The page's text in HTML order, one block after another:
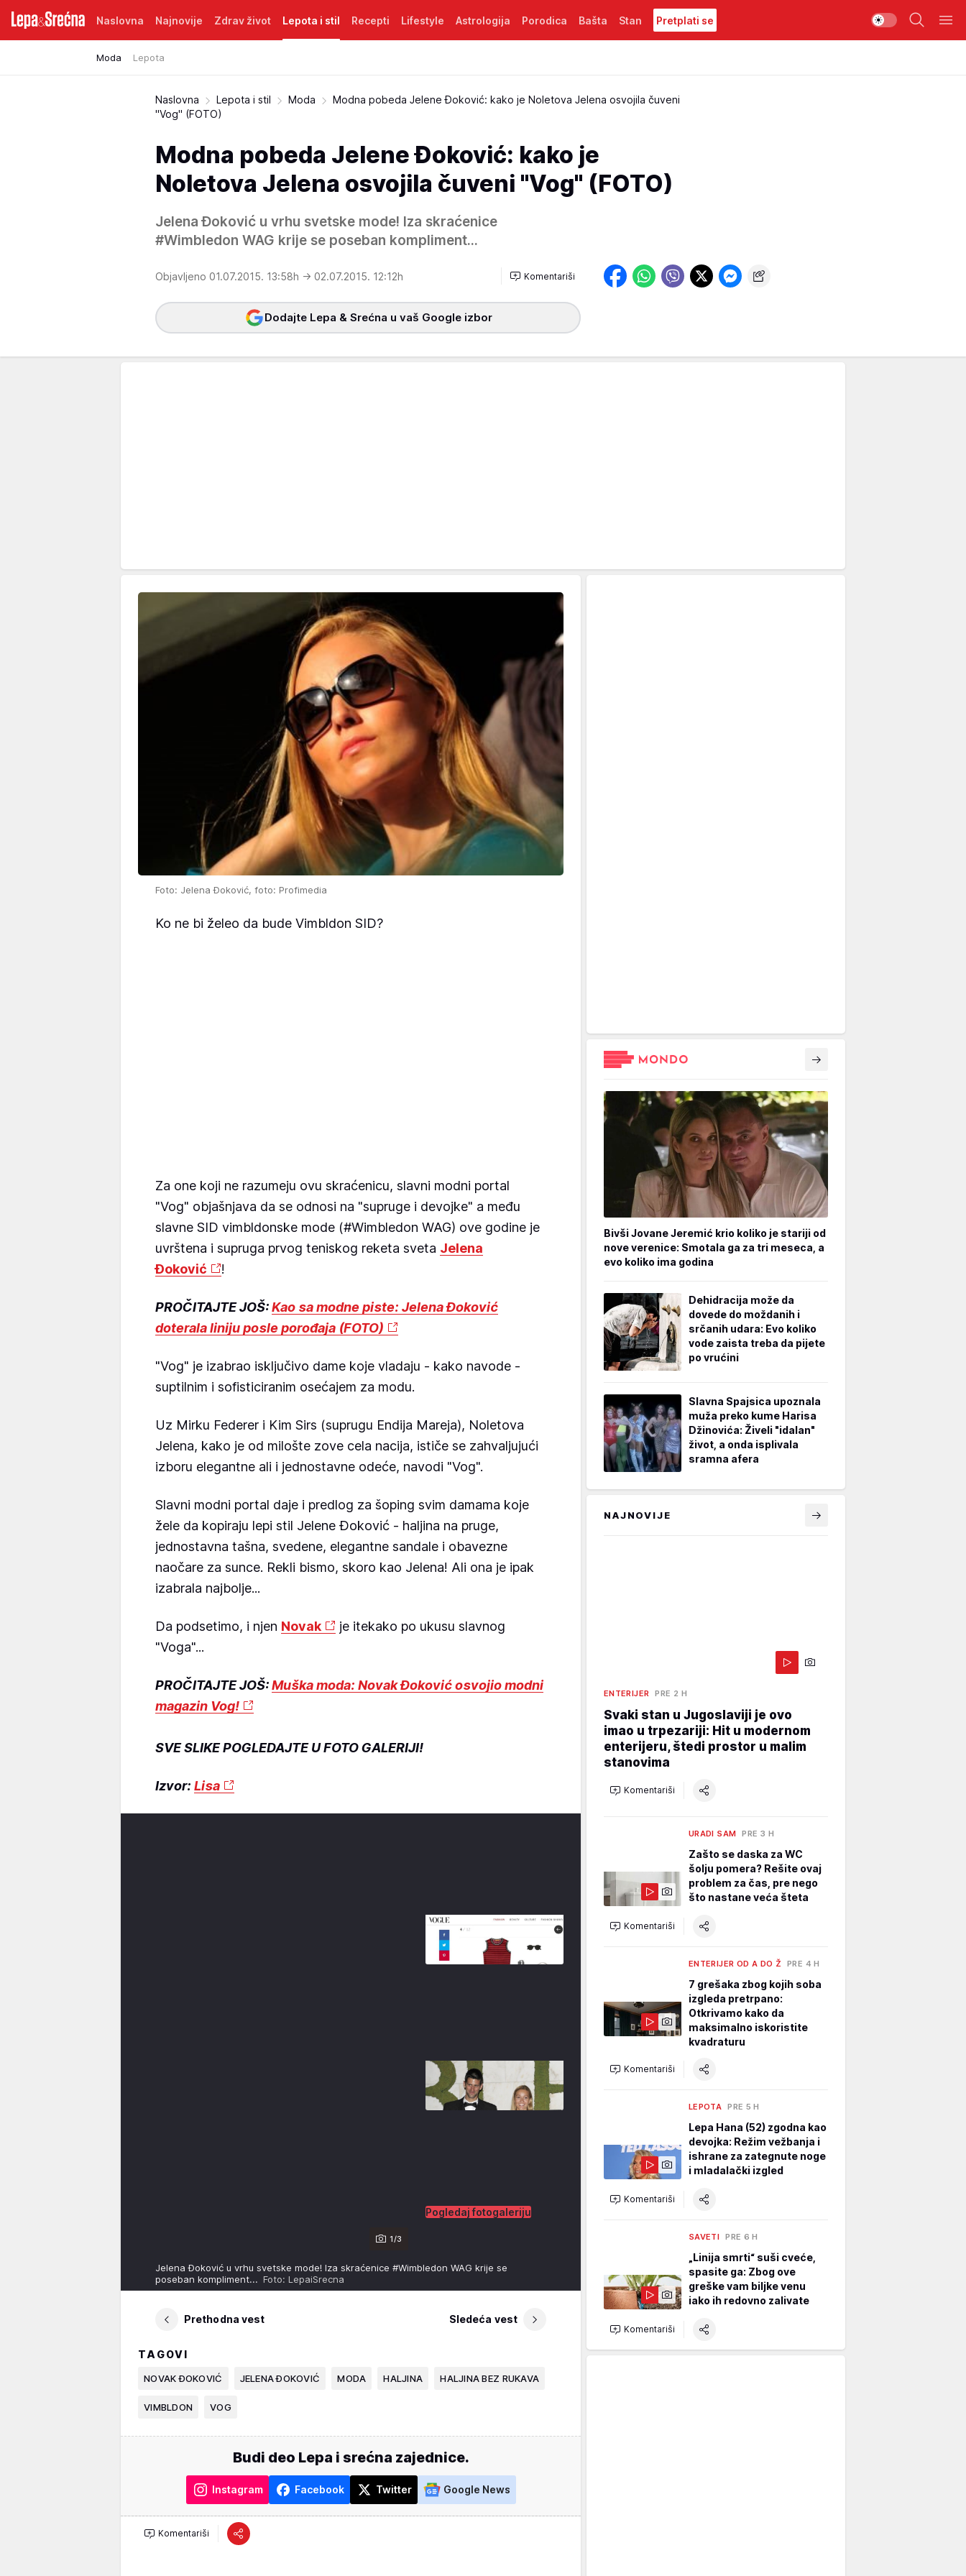
Naslovna Najnovije Zdrav život Lepota i stil
Moda Lepota
Recepti Lifestyle Astrologija Porodica Bašta Stan Pretplati se
Naslovna Lepota i stil Moda
Modna pobeda Jelene Đoković: kako je Noletova Jelena osvojila čuveni
"Vog" (FOTO)
Modna pobeda Jelene Đoković: kako je
Noletova Jelena osvojila čuveni "Vog" (FOTO)
Jelena Đoković u vrhu svetske mode! Iza skraćenice
#Wimbledon WAG krije se poseban kompliment...
Objavljeno 01.07.2015. 13:58h → 02.07.2015. 12:12h Komentariši
Dodajte Lepa & Srećna u vaš Google izbor
Foto: Jelena Đoković, foto: Profimedia
Ko ne bi želeo da bude Vimbldon SID?
Za one koji ne razumeju ovu skraćenicu, slavni modni portal
"Vog" objašnjava da se odnosi na "supruge i devojke" a među
slavne SID vimbldonske mode (#Wimbledon WAG) ove godine je
uvrštena i supruga prvog teniskog reketa sveta Jelena
Đoković
!
PROČITAJTE JOŠ:Kao sa modne piste: Jelena Đoković
doterala liniju posle porođaja (FOTO)
"Vog" je izabrao isključivo dame koje vladaju - kako navode -
suptilnim i sofisticiranim osećajem za modu.
Uz Mirku Federer i Kim Sirs (suprugu Endija Mareja), Noletova
Jelena, kako je od milošte zove cela nacija, ističe se zahvaljujući
izboru elegantne ali i jednostavne odeće, navodi "Vog".
Slavni modni portal daje i predlog za šoping svim damama koje
žele da kopiraju lepi stil Jelene Đoković - haljina na pruge,
jednostavna tašna, svedene, elegantne sandale i obavezne
naočare za sunce. Rekli bismo, skoro kao Jelena! Ali ona je ipak
izabrala najbolje...
Da podsetimo, i njen Novak
je itekako po ukusu slavnog
"Voga"...
PROČITAJTE JOŠ:Muška moda: Novak Đoković osvojio modni
magazin Vog!
SVE SLIKE POGLEDAJTE U FOTO GALERIJI!
Izvor: Lisa
1/3
Pogledaj fotogaleriju
Jelena Đoković u vrhu svetske mode! Iza skraćenice #Wimbledon WAG krije se
poseban kompliment... Foto: LepaiSrecna
Prethodna vest Sledeća vest
TAGOVI
NOVAK ĐOKOVIĆ JELENA ĐOKOVIĆ MODA HALJINA HALJINA BEZ RUKAVA
VIMBLDON VOG
Budi deo Lepa i srećna zajednice.
Instagram Facebook Twitter Google News
Komentariši
Bivši Jovane Jeremić krio koliko je stariji od
nove verenice: Smotala ga za tri meseca, a
evo koliko ima godina
Dehidracija može da
dovede do moždanih i
srčanih udara: Evo koliko
vode zaista treba da pijete
po vrućini
Slavna Spajsica upoznala
muža preko kume Harisa
Džinovića: Živeli "idalan"
život, a onda isplivala
sramna afera
NAJNOVIJE
ENTERIJER PRE 2 H
Svaki stan u Jugoslaviji je ovo
imao u trpezariji: Hit u modernom
enterijeru, štedi prostor u malim
stanovima
Komentariši
URADI SAM PRE 3 H
Zašto se daska za WC
šolju pomera? Rešite ovaj
problem za čas, pre nego
što nastane veća šteta
Komentariši
ENTERIJER OD A DO Ž PRE 4 H
7 grešaka zbog kojih soba
izgleda pretrpano:
Otkrivamo kako da
maksimalno iskoristite
kvadraturu
Komentariši
LEPOTA PRE 5 H
Lepa Hana (52) zgodna kao
devojka: Režim vežbanja i
ishrane za zategnute noge
i mladalački izgled
Komentariši
SAVETI PRE 6 H
„Linija smrti“ suši cveće,
spasite ga: Zbog ove
greške vam biljke venu
iako ih redovno zalivate
Komentariši